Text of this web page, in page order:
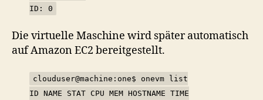
ID: 0
Die virtuelle Maschine wird später automatisch
auf Amazon EC2 bereitgestellt.
clouduser@machine:one$ onevm list
ID NAME STAT CPU MEM HOSTNAME TIME